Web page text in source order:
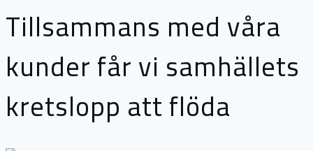
Tillsammans med våra
kunder får vi samhällets
kretslopp att flöda